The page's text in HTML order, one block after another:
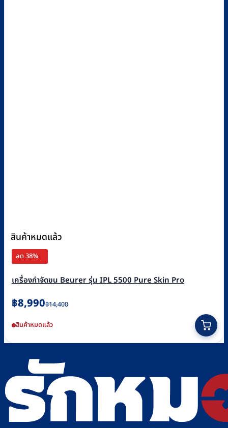
สินค้าหมดแล้ว
ลด 38%
เครื่องกำจัดขน Beurer รุ่น IPL 5500 Pure Skin Pro
฿14,400
Original
was:
฿14,400.
฿8,990
Current
is:
฿8,990.
สินค้าหมดแล้ว